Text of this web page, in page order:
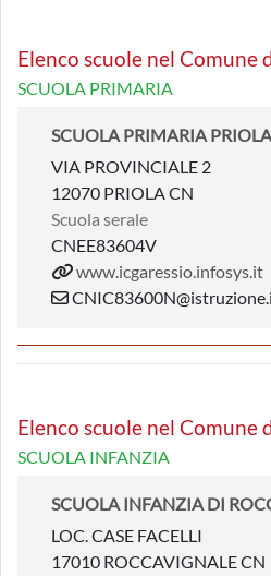
Elenco scuole nel Comune
SCUOLA PRIMARIA
SCUOLA PRIMARIA PRIOLA
VIA PROVINCIALE 2
12070 PRIOLA CN
Scuola serale
CNEE83604V
www.icgaressio.infosys.it
Elenco scuole nel Comune
SCUOLA INFANZIA
SCUOLA INFANZIA DI
LOC. CASE FACELLI
17010 ROCCAVIGNALE CN